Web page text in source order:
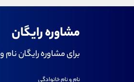
مشاوره رایگان
برای مشاوره رایگان نام